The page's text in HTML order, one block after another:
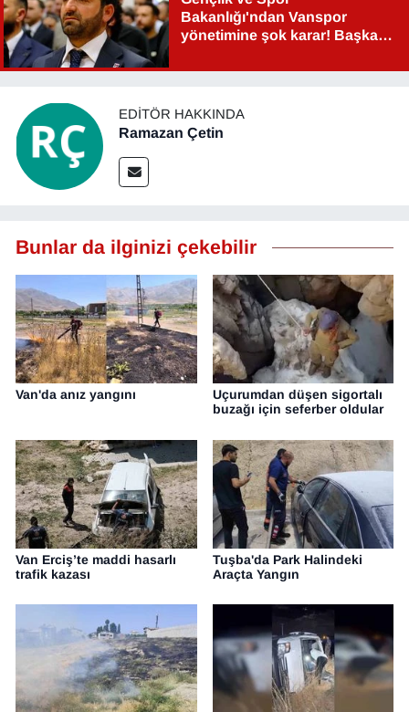
Bakanlığı'ndan Vanspor
yönetimine şok karar! Başkan
EDITÖR HAKKINDA
Ramazan Çetin
Bunlar da ilginizi çekebilir
Van'da anız yangını
Uçurumdan düşen sigortalı
buzağı için seferber oldular
Van Erciş’te maddi hasarlı
trafik kazası
Tuşba'da Park Halindeki
Araçta Yangın